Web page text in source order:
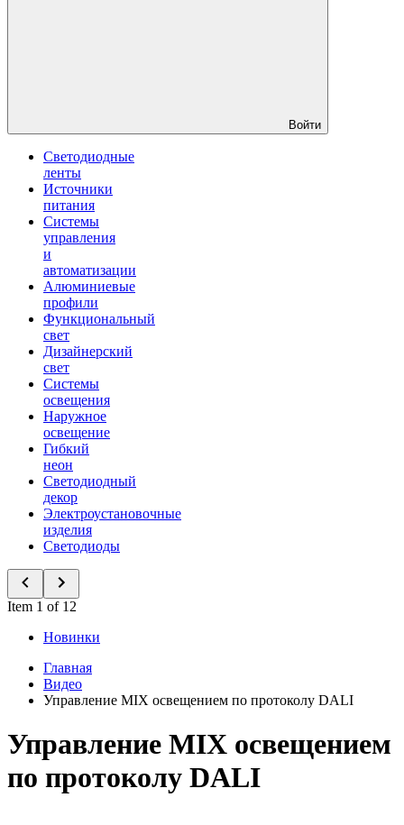
Войти
Светодиодные
ленты
Источники
питания
Системы
управления
и
автоматизации
Алюминиевые
профили
Функциональный
свет
Дизайнерский
свет
Системы
освещения
Наружное
освещение
Гибкий
неон
Светодиодный
декор
Электроустановочные
изделия
Светодиоды
Item 1 of 12
Новинки
Главная
Видео
Управление MIX освещением по протоколу DALI
Управление MIX освещением
по протоколу DALI